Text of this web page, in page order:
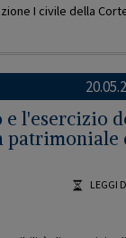
I civile della
l'esercizio
patrimoniale
LEGGI